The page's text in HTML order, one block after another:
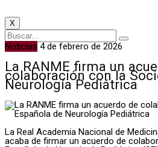
X
Noticias 4 de febrero de 2026
La RANME firma un
colaboración con la
Neurología Pediátrica
La Real Academia Nacional de
acaba de firmar un acuerdo de